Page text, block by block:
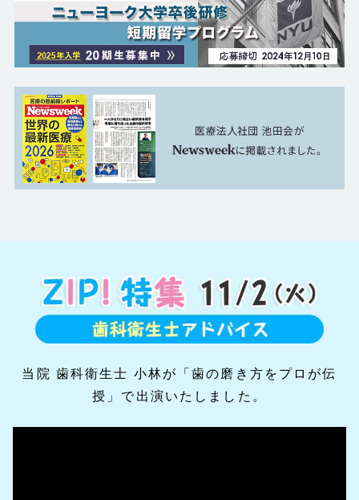
当院 歯科衛生士 小林が「歯の磨き方をプロが伝
授」で出演いたしました。